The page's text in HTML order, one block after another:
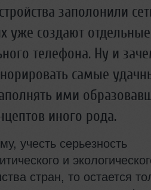
заполонили
уже создают
телефона. Ну и
самые
ими
иного рода.
учесть серьезность
и
стран, то остается